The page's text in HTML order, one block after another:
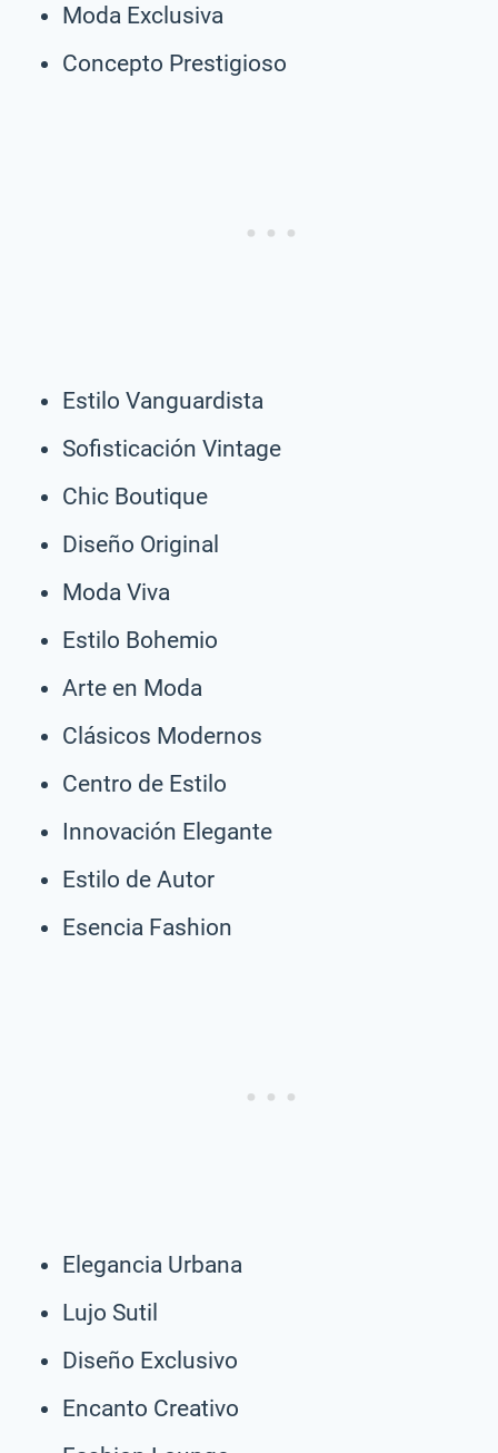
Moda Exclusiva
Concepto Prestigioso
Estilo Vanguardista
Sofisticación Vintage
Chic Boutique
Diseño Original
Moda Viva
Estilo Bohemio
Arte en Moda
Clásicos Modernos
Centro de Estilo
Innovación Elegante
Estilo de Autor
Esencia Fashion
Elegancia Urbana
Lujo Sutil
Diseño Exclusivo
Encanto Creativo